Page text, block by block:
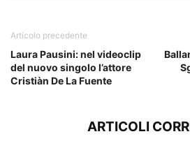
Articolo precedente
Laura Pausini: nel videoclip
del nuovo singolo l’attore
Cristiàn De La Fuente
ARTICOLI